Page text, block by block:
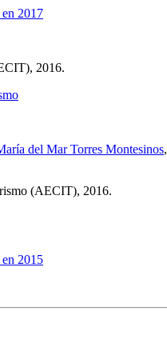
2016.
del Mar Torres Montesinos,
(AECIT), 2016.